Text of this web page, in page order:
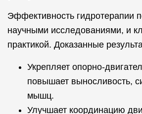
Эффективность гидротерапии
научными исследованиями, и
практикой. Доказанные
Укрепляет опорно-
повышает выносливость,
мышц.
Улучшает координацию